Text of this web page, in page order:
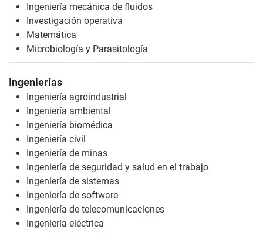
Ingeniería mecánica de fluidos
Investigación operativa
Matemática
Microbiología y Parasitología
Ingenierías
Ingeniería agroindustrial
Ingeniería ambiental
Ingeniería biomédica
Ingeniería civil
Ingeniería de minas
Ingeniería de seguridad y salud en el trabajo
Ingeniería de sistemas
Ingeniería de software
Ingeniería de telecomunicaciones
Ingeniería eléctrica